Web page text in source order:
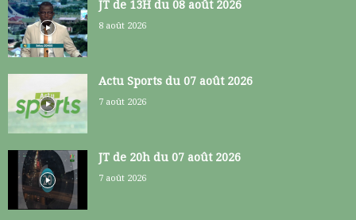
JT de 13H du 08 août 2026
8 août 2026
Actu Sports du 07 août 2026
7 août 2026
JT de 20h du 07 août 2026
7 août 2026